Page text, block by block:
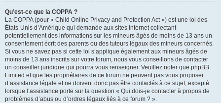
Qu’est-ce que la COPPA ?
La COPPA (pour « Child Online Privacy and Protection Act ») est une loi des
États-Unis d’Amérique qui demande aux sites internet collectant
potentiellement des informations sur les mineurs âgés de moins de 13 ans un
consentement écrit des parents ou des tuteurs légaux des mineurs concernés.
Si vous ne savez pas si cette loi s’applique également aux mineurs âgés de
moins de 13 ans inscrits sur votre forum, nous vous conseillons de contacter
un conseiller juridique qui pourra vous renseigner. Veuillez noter que phpBB
Limited et que les propriétaires de ce forum ne peuvent pas vous proposer
d’assistance légale et ne doivent donc pas être contactés à ce sujet, excepté
lorsque l’assistance porte sur la question « Qui dois-je contacter à propos de
problèmes d’abus ou d’ordres légaux liés à ce forum ? ».